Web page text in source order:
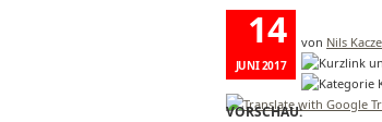
14
JUNI 2017
von Nils
VORSCHAU: